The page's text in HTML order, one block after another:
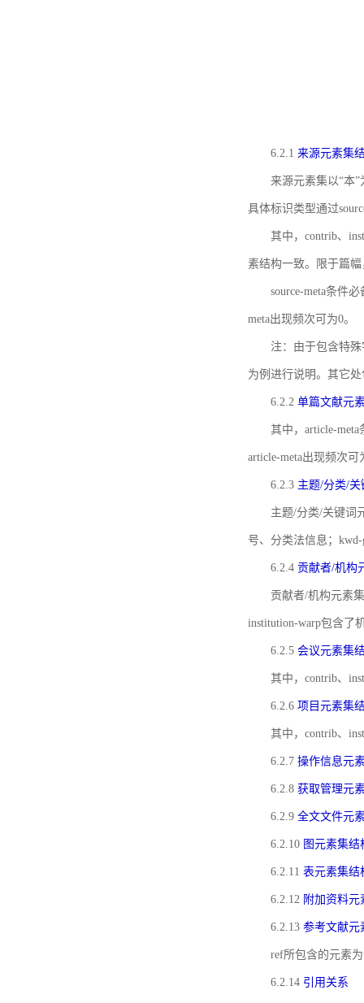
6.2.1 来源元素集
来源元素集以“本
具体标识类型通过
其中，contrib、
素结构一致。限于篇
source-meta条件
meta出现频次可为0。
注：由于包含特殊
为例进行说明。其它
6.2.2 单篇文献元
其中，article-
article-meta出现频次可
6.2.3 主题/分类/
主题/分类/关键词
号、分类法信息；
6.2.4 贡献者/机构
贡献者/机构元素
institution-warp包含了
6.2.5 会议元素集
其中，contrib、
6.2.6 项目元素集
其中，contrib、
6.2.7 操作信息元
6.2.8 获取管理元
6.2.9 全文文件元
6.2.10 图元素集结
6.2.11 表元素集结
6.2.12 附加资料元
6.2.13 参考文献元
ref所包含的元素
6.2.14 引用关系